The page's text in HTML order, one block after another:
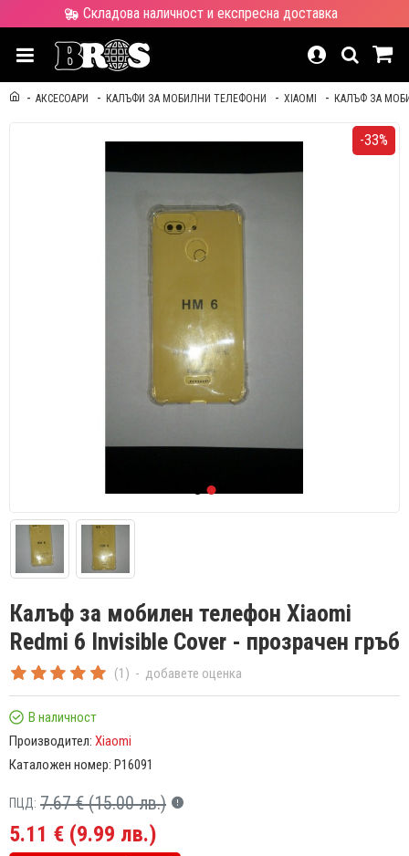
Складова наличност и експресна доставка
АКСЕСОАРИ КАЛЪФИ ЗА МОБИЛНИ ТЕЛЕФОНИ XIAOMI КАЛЪФ ЗА
-33%
Калъф за мобилен телефон Xiaomi
Redmi 6 Invisible Cover - прозрачен гръб
(1) - добавете оценка
5.11 € (9.99 лв.)
ПЦД: 7.67 € (15.00 лв.)
В наличност
Производител: Xiaomi
Каталожен номер: P16091